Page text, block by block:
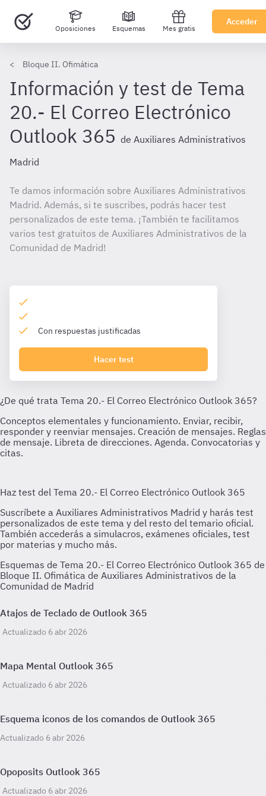
Oposiciones Esquemas Mes gratis
Acceder
Bloque II. Ofimática
Información y test de Tema
20.- El Correo Electrónico
Outlook 365 de Auxiliares Administrativos
Madrid
Te damos información sobre Auxiliares Administrativos
Madrid. Además, si te suscribes, podrás hacer test
personalizados de este tema. ¡También te facilitamos
varios test gratuitos de Auxiliares Administrativos de la
Comunidad de Madrid!
Con respuestas justificadas
Hacer test
Esquemas de Tema 20.- El Correo Electrónico Outlook 365 de
Bloque II. Ofimática de Auxiliares Administrativos de la
Comunidad de Madrid
Atajos de Teclado de Outlook 365
Actualizado 6 abr 2026
Mapa Mental Outlook 365
Actualizado 6 abr 2026
Esquema iconos de los comandos de Outlook 365
Actualizado 6 abr 2026
Opoposits Outlook 365
Actualizado 6 abr 2026